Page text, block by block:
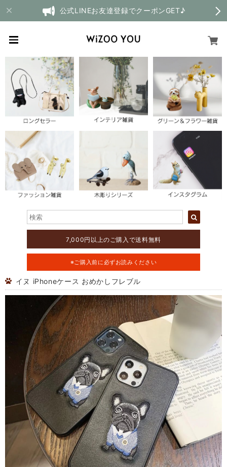
公式LINEお友達登録でクーポンGET♪
7,000円以上のご購入で送料無料
※ご購入前に必ずお読みください
イヌ iPhoneケース おめかしフレブル